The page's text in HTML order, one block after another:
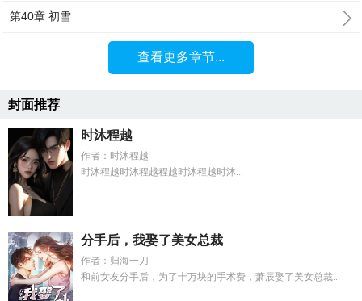
第40章 初雪
查看更多章节...
封面推荐
时沐程越
作者：时沐程越
时沐程越时沐程越程越时沐程越时沐...
分手后，我娶了美女总裁
作者：归海一刀
和前女友分手后，为了十万块的手术费，萧辰娶了美女总裁...